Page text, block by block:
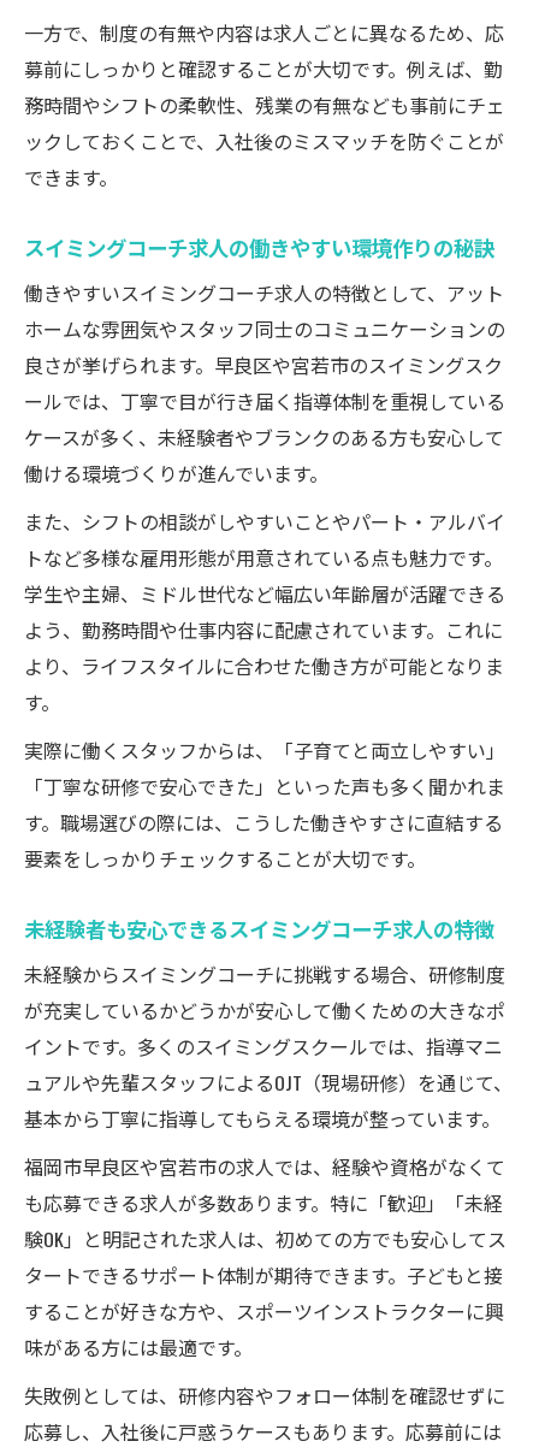
宮若市で働くなら知っておきたい福利厚生
スイミングコーチ求人における宮若市の福
利厚生例
スイミングコーチ求人と健康管理サポート
スイミングコーチ求人で注目の社内制度と
スイミングコーチ求人で実感できる職場の
安心感
スイミングコーチ求人とワークライフバラ
ンスの工夫
未経験者でも安心のスイミングコーチ支援体制
スイミングコーチ求人の未経験者向け研修
制度とは
スイミングコーチ求人で受けられるサポー
ト内容
ポイント
スイミングコーチ求人で安心して働くため
の体制
スイミングコーチ求人と未経験者歓迎の理
地域密着で働ける指導職の魅力を徹底解説
スイミングコーチ求人が地域密着で得られ
るやりがい
スイミングコーチ求人と地域貢献の具体的
な魅力
スイミングコーチ求人で感じる子どもたち
の成長
スイミングコーチ求人と地元コミュニティ
の関わり方
スイミングコーチ求人が支える地域の健康
づくり
勤務制度や働きやすさを重視する求人の見極め
方
スイミングコーチ求人で重視すべき勤務制
一方で、制度の有無や内容は求人ごとに異なるため、応
募前にしっかりと確認することが大切です。例えば、勤
務時間やシフトの柔軟性、残業の有無なども事前にチェ
ックしておくことで、入社後のミスマッチを防ぐことが
できます。
スイミングコーチ求人の働きやすい環境作りの秘訣
働きやすいスイミングコーチ求人の特徴として、アット
ホームな雰囲気やスタッフ同士のコミュニケーションの
良さが挙げられます。早良区や宮若市のスイミングスク
ールでは、丁寧で目が行き届く指導体制を重視している
ケースが多く、未経験者やブランクのある方も安心して
働ける環境づくりが進んでいます。
また、シフトの相談がしやすいことやパート・アルバイ
トなど多様な雇用形態が用意されている点も魅力です。
学生や主婦、ミドル世代など幅広い年齢層が活躍できる
よう、勤務時間や仕事内容に配慮されています。これに
より、ライフスタイルに合わせた働き方が可能となりま
す。
実際に働くスタッフからは、「子育てと両立しやすい」
「丁寧な研修で安心できた」といった声も多く聞かれま
す。職場選びの際には、こうした働きやすさに直結する
要素をしっかりチェックすることが大切です。
未経験者も安心できるスイミングコーチ求人の特徴
未経験からスイミングコーチに挑戦する場合、研修制度
が充実しているかどうかが安心して働くための大きなポ
イントです。多くのスイミングスクールでは、指導マニ
ュアルや先輩スタッフによるOJT（現場研修）を通じて、
基本から丁寧に指導してもらえる環境が整っています。
福岡市早良区や宮若市の求人では、経験や資格がなくて
も応募できる求人が多数あります。特に「歓迎」「未経
験OK」と明記された求人は、初めての方でも安心してス
タートできるサポート体制が期待できます。子どもと接
することが好きな方や、スポーツインストラクターに興
味がある方には最適です。
失敗例としては、研修内容やフォロー体制を確認せずに
応募し、入社後に戸惑うケースもあります。応募前には